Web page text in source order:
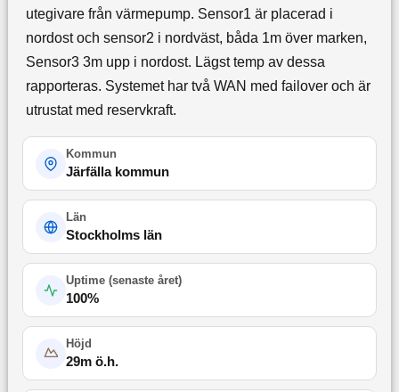
utegivare från värmepump. Sensor1 är placerad i
nordost och sensor2 i nordväst, båda 1m över marken,
Sensor3 3m upp i nordost. Lägst temp av dessa
rapporteras. Systemet har två WAN med failover och är
utrustat med reservkraft.
Kommun
Järfälla kommun
Län
Stockholms län
Uptime (senaste året)
100%
Höjd
29m ö.h.